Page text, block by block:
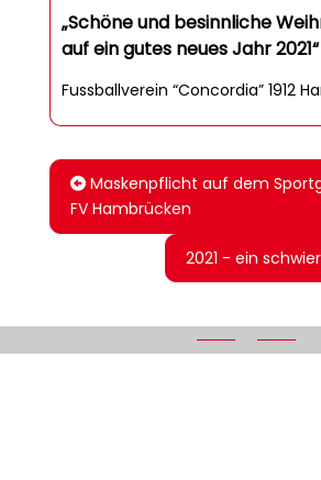
„Schöne und besinnliche
auf ein gutes neues Jahr 2021“
Fussballverein “Concordia” 1912
Maskenpflicht auf dem
FV Hambrücken
2021 - ein